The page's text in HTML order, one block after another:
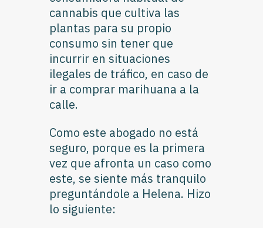
cannabis que cultiva las
plantas para su propio
consumo sin tener que
incurrir en situaciones
ilegales de tráfico, en caso de
ir a comprar marihuana a la
calle.
Como este abogado no está
seguro, porque es la primera
vez que afronta un caso como
este, se siente más tranquilo
preguntándole a Helena. Hizo
lo siguiente: